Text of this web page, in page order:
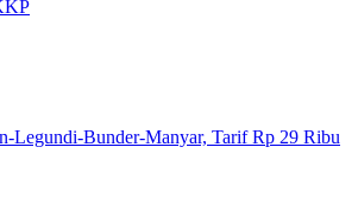
Legundi-Bunder-Manyar, Tarif Rp 29 Ribu